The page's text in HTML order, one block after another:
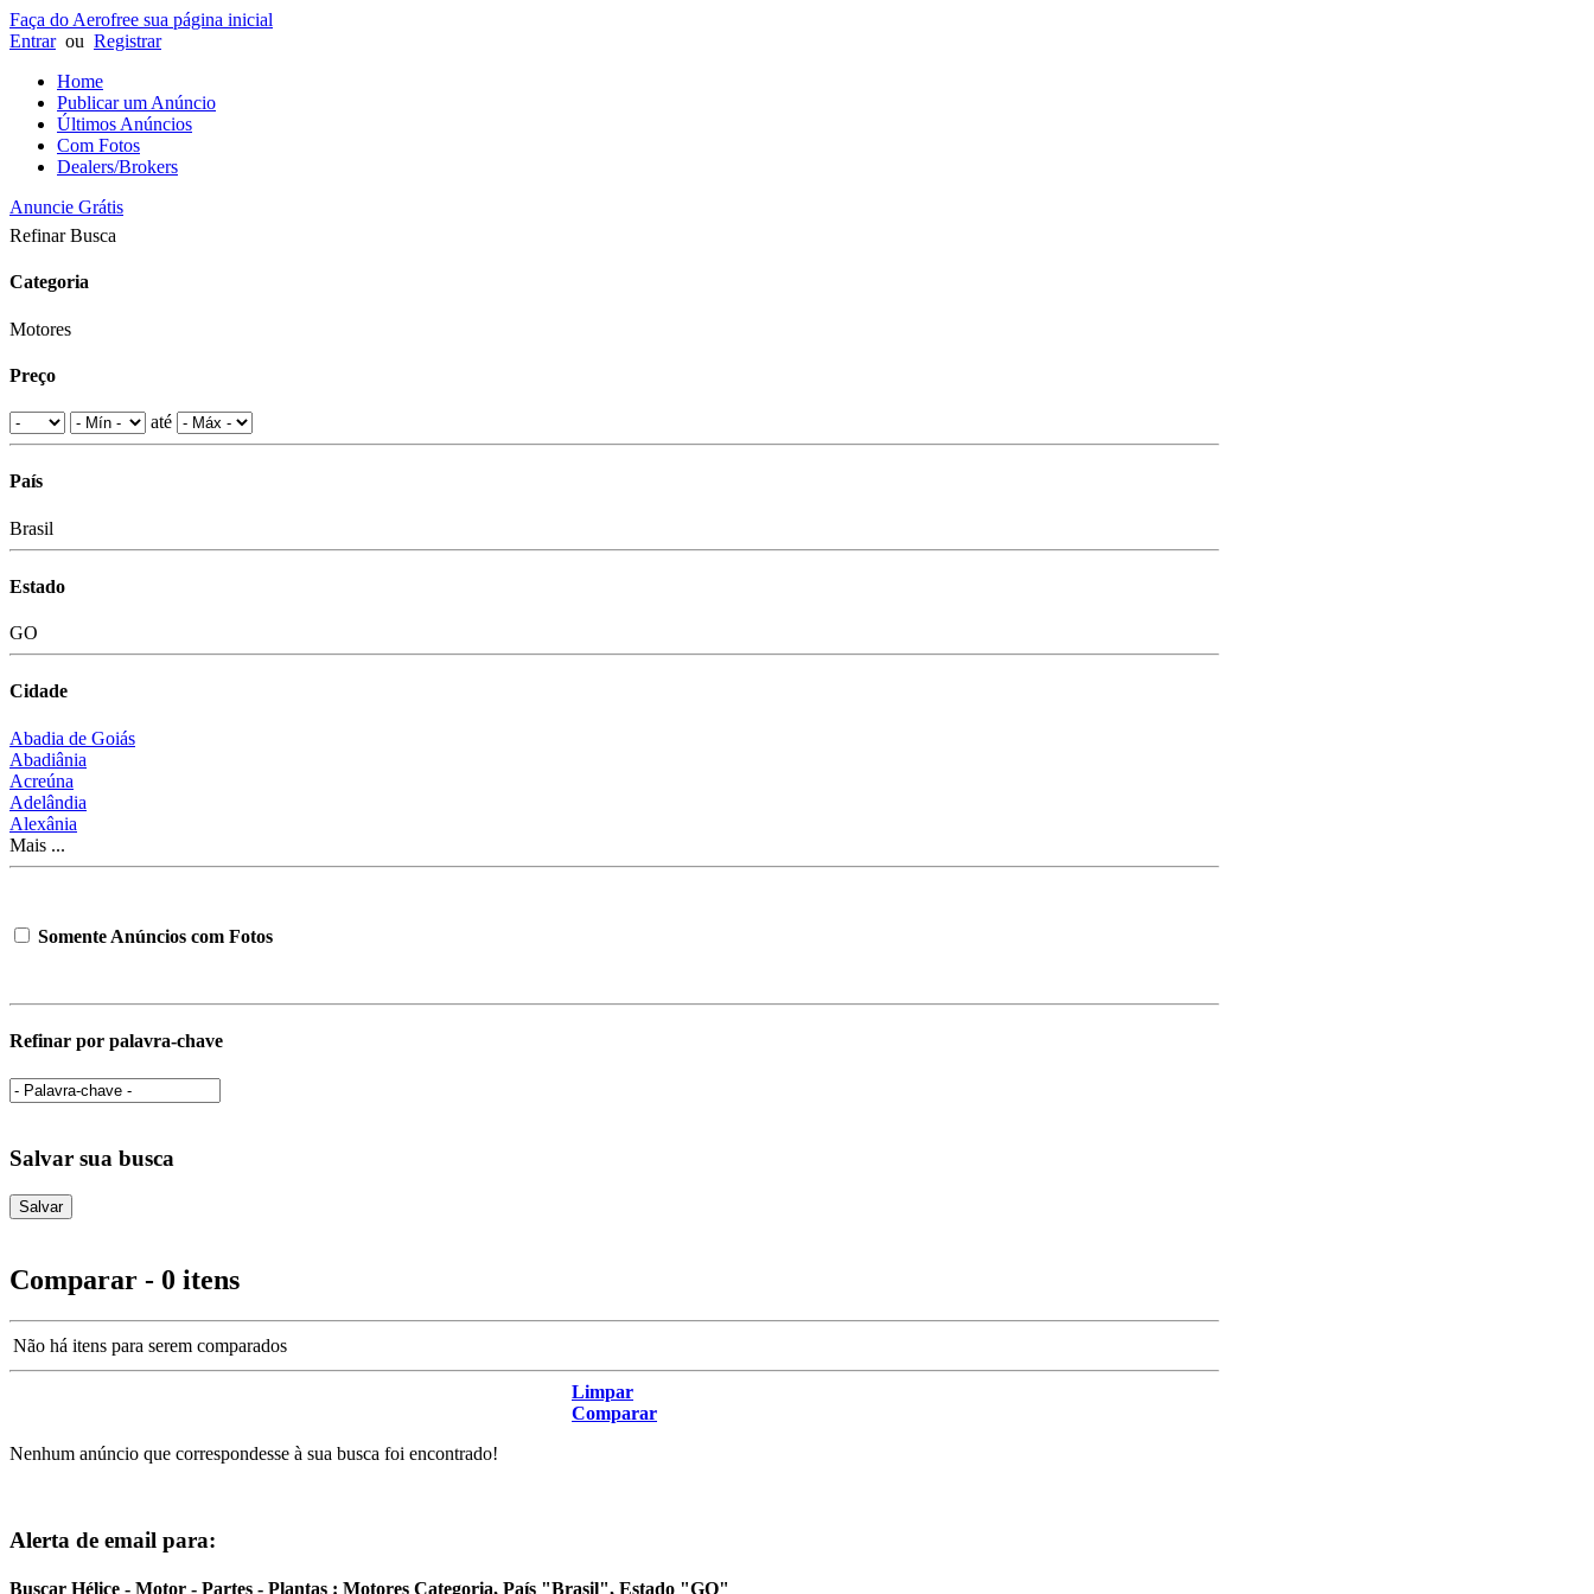
Faça do Aerofree sua página inicial
Entrarou Registrar
Home
Publicar um Anúncio
Últimos Anúncios
Com Fotos
Dealers/Brokers
Anuncie Grátis
Refinar Busca
Categoria
Motores
Preço
até
País
Brasil
Estado
GO
Cidade
Abadia de Goiás
Abadiânia
Acreúna
Adelândia
Alexânia
Mais ...
Somente Anúncios com Fotos
Refinar por palavra-chave
Salvar sua busca
Comparar - 0 itens
Não há itens para serem comparados
Limpar
Comparar
Nenhum anúncio que correspondesse à sua busca foi encontrado!
Alerta de email para:
Buscar Hélice - Motor - Partes - Plantas : Motores Categoria, País "Brasil", Estado "GO"